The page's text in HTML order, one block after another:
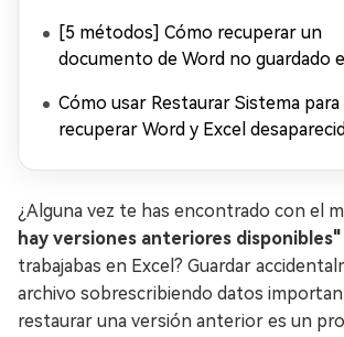
[5 métodos] Cómo recuperar un
documento de Word no guardado
Cómo usar Restaurar Sistema para
recuperar Word y Excel
¿Alguna vez te has encontrado con el
hay versiones anteriores disponibles"
trabajabas en Excel? Guardar
archivo sobrescribiendo datos
restaurar una versión anterior es un